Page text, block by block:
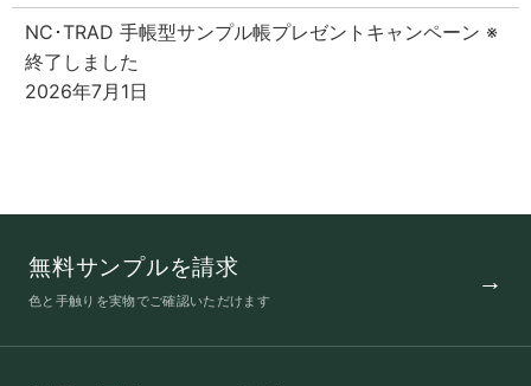
NC･TRAD 手帳型サンプル帳プレゼントキャンペーン ※
終了しました
2026年7月1日
無料サンプルを請求
色と手触りを実物でご確認いただけます